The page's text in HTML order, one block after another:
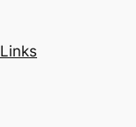
Links